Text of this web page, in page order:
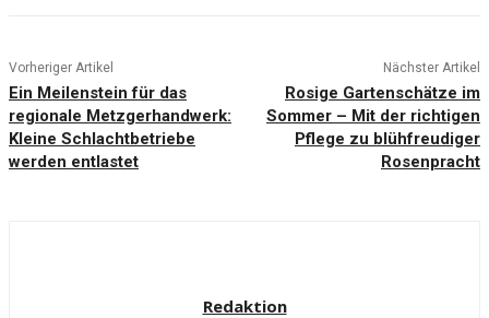
Vorheriger Artikel
Ein Meilenstein für das
regionale Metzgerhandwerk:
Kleine Schlachtbetriebe
werden entlastet
Nächster Artikel
Rosige Gartenschätze im
Sommer – Mit der richtigen
Pflege zu blühfreudiger
Rosenpracht
Redaktion